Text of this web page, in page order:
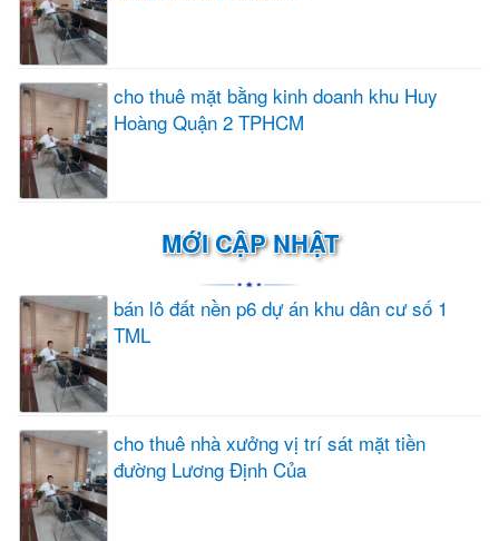
cho thuê mặt bằng kinh doanh khu Huy
Hoàng Quận 2 TPHCM
MỚI CẬP NHẬT
bán lô đất nền p6 dự án khu dân cư số 1
TML
cho thuê nhà xưởng vị trí sát mặt tiền
đường Lương Định Của